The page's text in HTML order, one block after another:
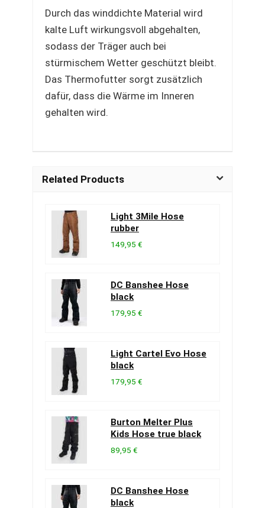
Durch das winddichte Material wird
kalte Luft wirkungsvoll abgehalten,
sodass der Träger auch bei
stürmischem Wetter geschützt bleibt.
Das Thermofutter sorgt zusätzlich
dafür, dass die Wärme im Inneren
gehalten wird.
Related Products
Light 3Mile Hose
rubber
149,95 €
DC Banshee Hose
black
179,95 €
Light Cartel Evo Hose
black
179,95 €
Burton Melter Plus
Kids Hose true black
89,95 €
DC Banshee Hose
black